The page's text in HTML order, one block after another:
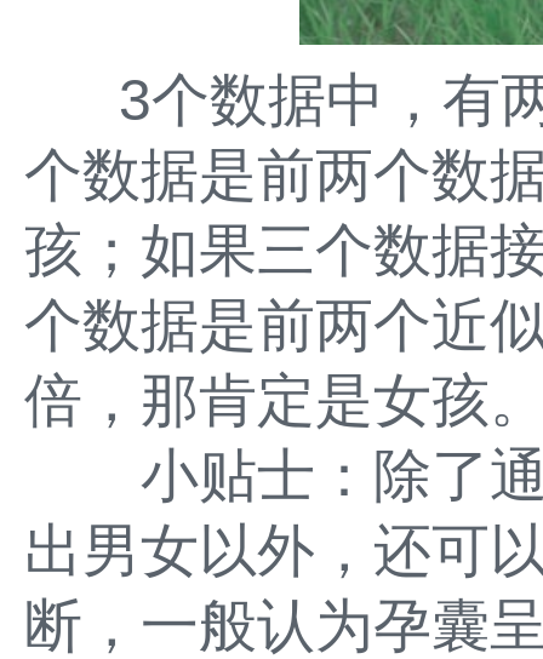
3个数据中，有
个数据是前两个数
孩；如果三个数据
个数据是前两个近
倍，那肯定是女孩
小贴士：除了通
出男女以外，还可
断，一般认为孕囊